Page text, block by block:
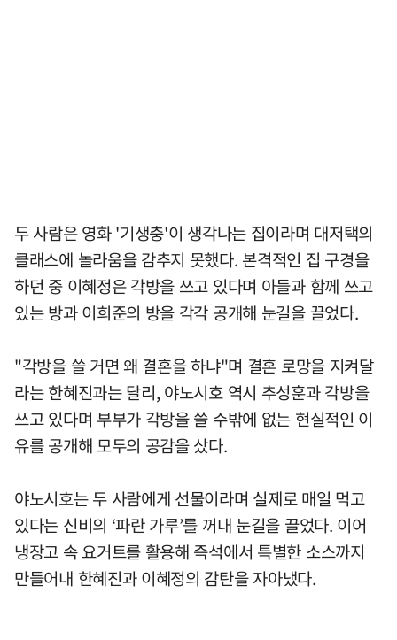
두 사람은 영화 '기생충'이 생각나는 집이라며 대저택의
클래스에 놀라움을 감추지 못했다. 본격적인 집 구경을
하던 중 이혜정은 각방을 쓰고 있다며 아들과 함께 쓰고
있는 방과 이희준의 방을 각각 공개해 눈길을 끌었다.
"각방을 쓸 거면 왜 결혼을 하냐"며 결혼 로망을 지켜달
라는 한혜진과는 달리, 야노시호 역시 추성훈과 각방을
쓰고 있다며 부부가 각방을 쓸 수밖에 없는 현실적인 이
유를 공개해 모두의 공감을 샀다.
야노시호는 두 사람에게 선물이라며 실제로 매일 먹고
있다는 신비의 ‘파란 가루’를 꺼내 눈길을 끌었다. 이어
냉장고 속 요거트를 활용해 즉석에서 특별한 소스까지
만들어내 한혜진과 이혜정의 감탄을 자아냈다.